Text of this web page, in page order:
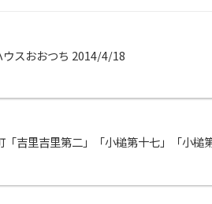
ウスおおつち 2014/4/18
「吉里吉里第二」「小槌第十七」「小